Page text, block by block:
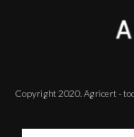
Copyright 2020. Agricert -